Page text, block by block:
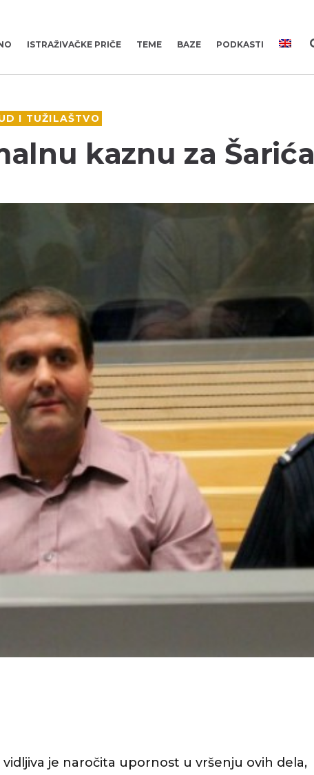
ISTRAŽIVAČKE PRIČE TEME BAZE PODKASTI
I TUŽILAŠTVO
kaznu za Šarića
je naročita upornost u vršenju ovih dela,